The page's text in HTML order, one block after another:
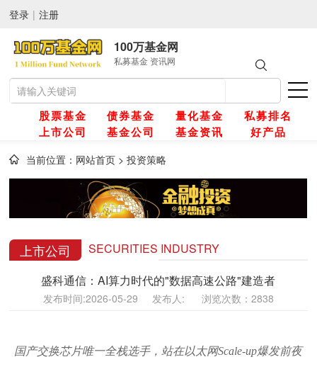
登录 | 注册
100万基金网
私募基金 资讯网
股票基金 债券基金 量化基金
私募排名
上市公司
基金公司 基金资讯 好产品
当前位置： 网站首页 >投资策略
上市公司
SECURITIES INDUSTRY
盛科通信：AI算力时代的"数据高速公路"建造者
发布时间:2026-05-29 发布人: 浏览次数：2838
国产交换芯片唯一全栈选手，站在以太网Scale-up爆发前夜